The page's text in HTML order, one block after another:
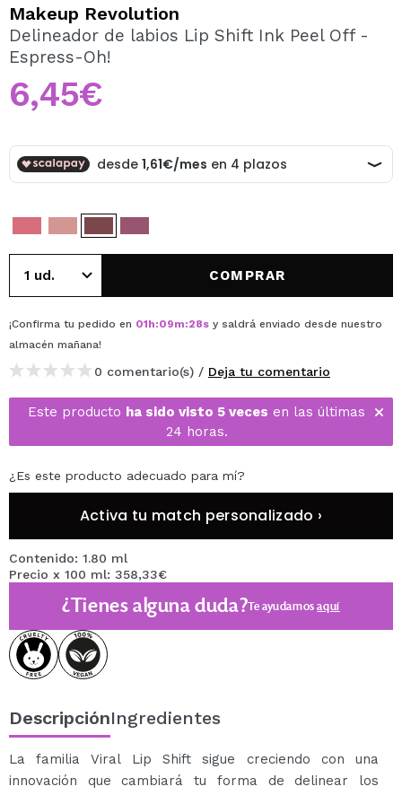
Al crear una cuenta en Maquillalia.com podrás realizar
tus compras rápidamente, revisar el estado de tus
Makeup Revolution
Delineador de labios Lip Shift Ink Peel Off -
Espress-Oh!
6,45€
COMPRAR
¡Confirma tu pedido en 01h:09m:28s y saldrá enviado desde nuestro
almacén mañana!
0 comentario(s) / Deja tu comentario
Este producto ha sido visto 5 veces en las últimas
24 horas.
¿Es este producto adecuado para mí?
Activa tu match personalizado ›
Contenido: 1.80 ml
Precio x 100 ml: 358,33€
¿Tienes alguna duda?Te ayudamosaquí
DescripciónIngredientes
La familia Viral Lip Shift sigue creciendo con una
innovación que cambiará tu forma de delinear los